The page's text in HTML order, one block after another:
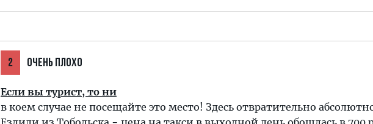
2 ОЧЕНЬ ПЛОХО
Если вы турист, то ни
в коем случае не посещайте это место! Здесь отвратительно